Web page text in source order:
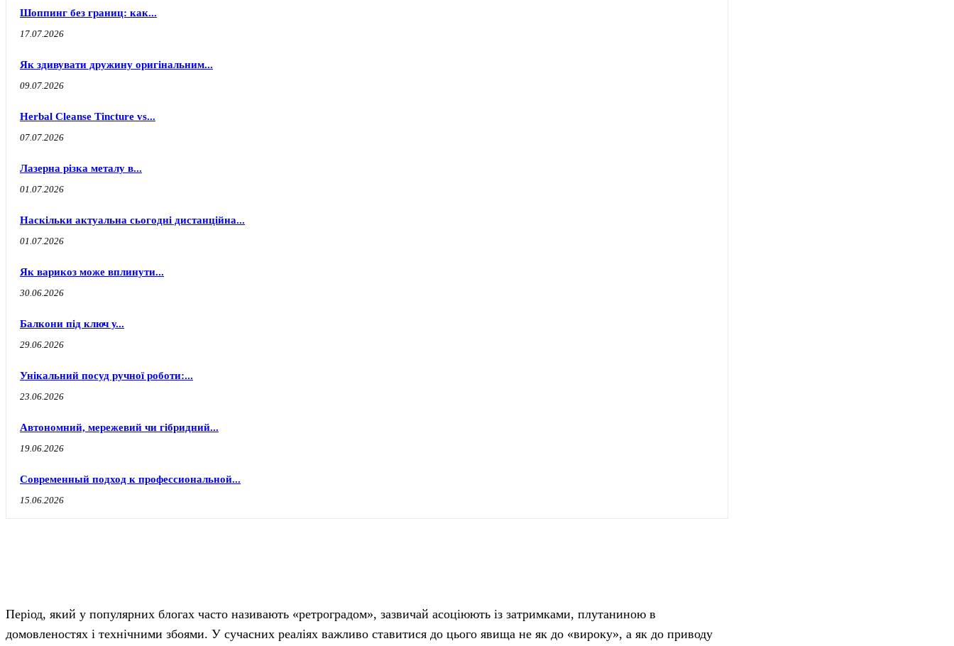
Шоппинг без границ: как...
17.07.2026
Як здивувати дружину оригінальним...
09.07.2026
Herbal Cleanse Tincture vs...
07.07.2026
Лазерна різка металу в...
01.07.2026
Наскільки актуальна сьогодні дистанційна...
01.07.2026
Як варикоз може вплинути...
30.06.2026
Балкони під ключ у...
29.06.2026
Унікальний посуд ручної роботи:...
23.06.2026
Автономний, мережевий чи гібридний...
19.06.2026
Современный подход к профессиональной...
15.06.2026
Період, який у популярних блогах часто називають «ретроградом», зазвичай асоціюють із затримками, плутаниною в
домовленостях і технічними збоями. У сучасних реаліях важливо ставитися до цього явища не як до «вироку», а як до приводу